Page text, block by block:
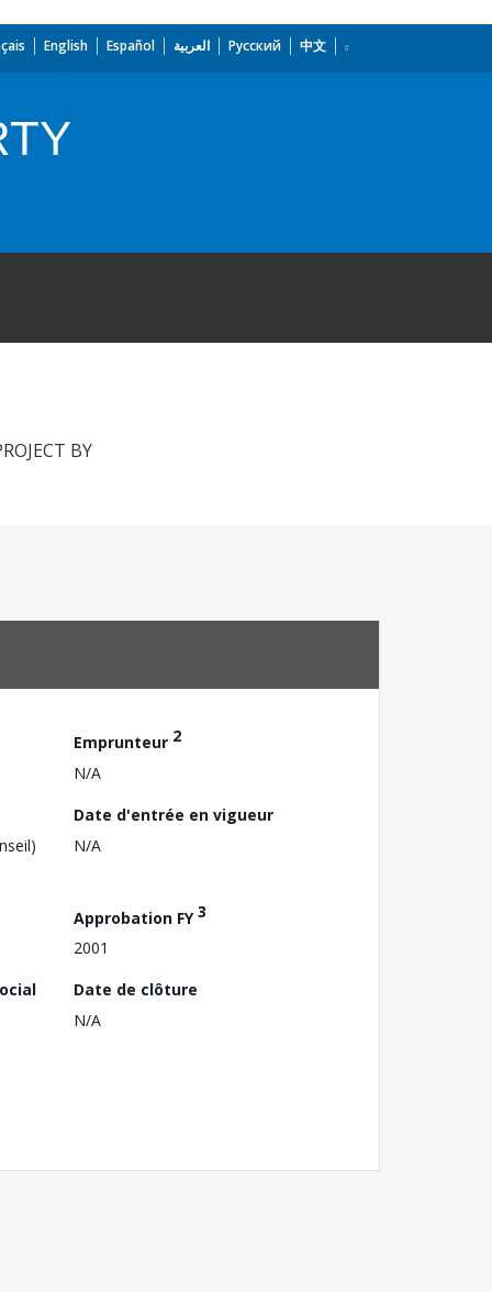
English Español العربية Русский 中文
BY
Emprunteur 2
N/A
Date d'entrée en vigueur
N/A
Approbation FY3
2001
Date de clôture
N/A